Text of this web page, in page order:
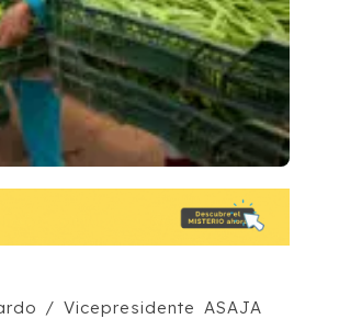
/ Vicepresidente ASAJA